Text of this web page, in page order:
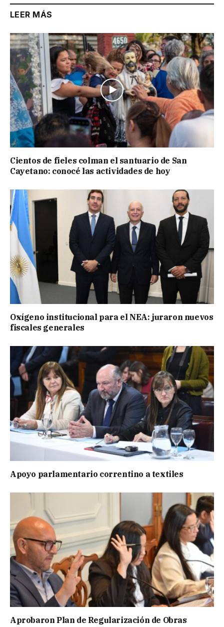
LEER MÁS
Cientos de fieles colman el santuario de San
Cayetano: conocé las actividades de hoy
Oxígeno institucional para el NEA: juraron nuevos
fiscales generales
Apoyo parlamentario correntino a textiles
Aprobaron Plan de Regularización de Obras